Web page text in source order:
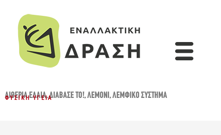
ΑΙΘΈΡΙΑ ΈΛΑΙΑ,ΔΙΆΒΑΣΈ ΤΟ!,ΛΕΜΌΝΙ,ΛΕΜΦΙΚΌ ΣΎΣΤΗΜΑ
ΦΥΣΙΚΉ ΥΓΕΊΑ